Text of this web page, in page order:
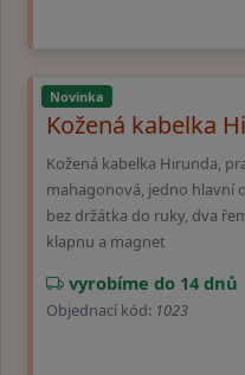
Novinka
Kožená kabelka
Kožená kabelka Hirunda,
mahagonová, jedno hlavní
bez držátka do ruky, dva
klapnu a magnet
vyrobíme do 14 dnů
Objednací kód: 1023